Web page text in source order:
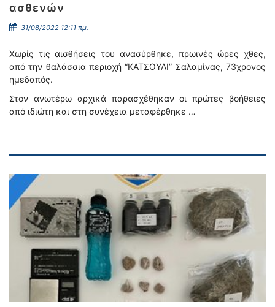
ασθενών
31/08/2022 12:11 πμ.
Χωρίς τις αισθήσεις του ανασύρθηκε, πρωινές ώρες χθες,
από την θαλάσσια περιοχή “ΚΑΤΣΟΥΛΙ” Σαλαμίνας, 73χρονος
ημεδαπός.
Στον ανωτέρω αρχικά παρασχέθηκαν οι πρώτες βοήθειες
από ιδιώτη και στη συνέχεια μεταφέρθηκε …